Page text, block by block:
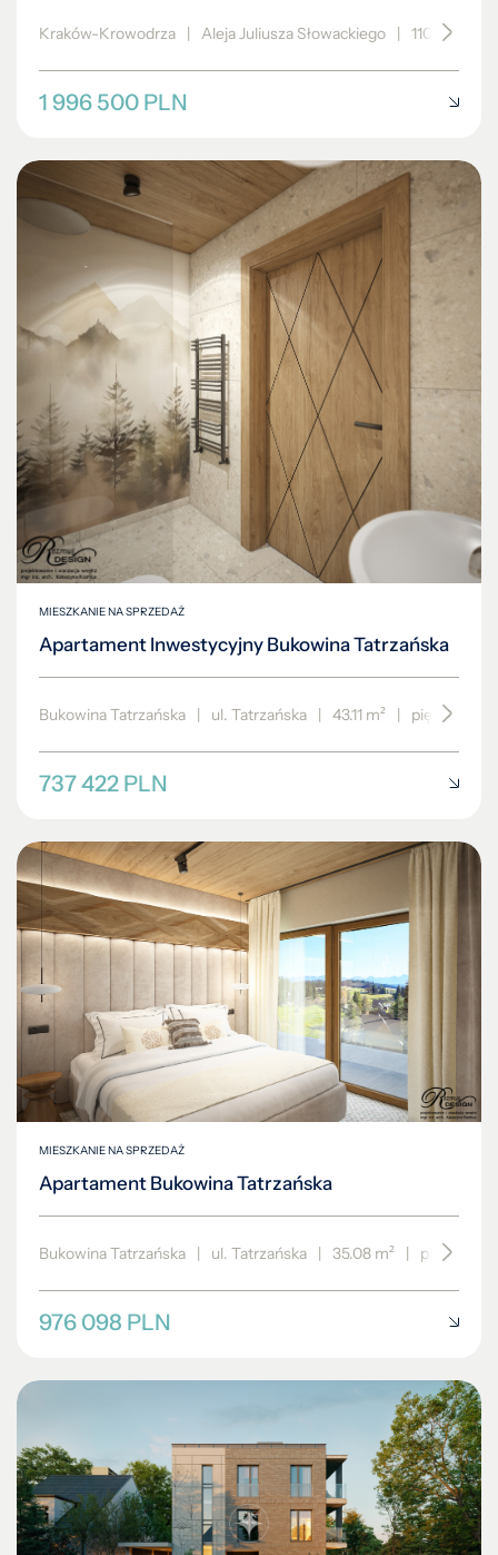
Kraków-Krowodrza | Aleja Juliusza Słowackiego | 110 m²
1 996 500 PLN
MIESZKANIE NA SPRZEDAŻ
Apartament Inwestycyjny Bukowina Tatrzańska
Bukowina Tatrzańska | ul. Tatrzańska | 43.11 m² | piętro 3/3
737 422 PLN
MIESZKANIE NA SPRZEDAŻ
Apartament Bukowina Tatrzańska
Bukowina Tatrzańska | ul. Tatrzańska | 35.08 m² | piętro 2/3
976 098 PLN